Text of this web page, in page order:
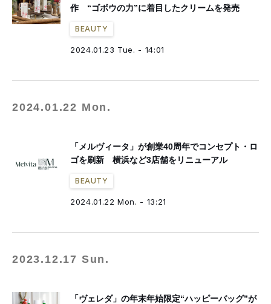
作 “ゴボウの力”に着目したクリームを発売
BEAUTY
2024.01.23 Tue. - 14:01
2024.01.22 Mon.
「メルヴィータ」が創業40周年でコンセプト・ロ
ゴを刷新 横浜など3店舗をリニューアル
BEAUTY
2024.01.22 Mon. - 13:21
2023.12.17 Sun.
「ヴェレダ」の年末年始限定“ハッピーバッグ”が